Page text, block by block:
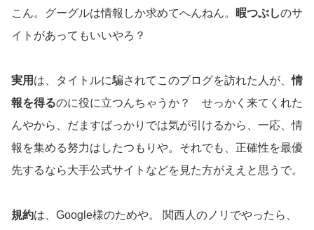
こん。グーグルは情報しか求めてへんねん。
暇つぶしのサ
イトがあってもいいやろ？
実用 は、タイトルに騙されてこのブログを訪れた人が、情
報を得るのに役に立つんちゃうか？ せっかく来てくれた
んやから、だますばっかりでは気が引けるから、一応、情
報を集める努力はしたつもりや。それでも、正確性を最優
先するなら大手公式サイトなどを見た方がええと思うで。
規約は、Google様のためや。 関西人のノリでやったら、